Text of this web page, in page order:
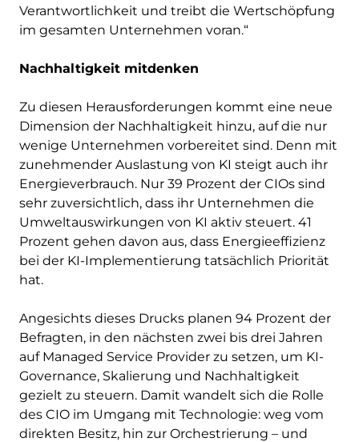
Verantwortlichkeit und treibt die Wertschöpfung
im gesamten Unternehmen voran.“
Nachhaltigkeit mitdenken
Zu diesen Herausforderungen kommt eine neue
Dimension der Nachhaltigkeit hinzu, auf die nur
wenige Unternehmen vorbereitet sind. Denn mit
zunehmender Auslastung von KI steigt auch ihr
Energieverbrauch. Nur 39 Prozent der CIOs sind
sehr zuversichtlich, dass ihr Unternehmen die
Umweltauswirkungen von KI aktiv steuert. 41
Prozent gehen davon aus, dass Energieeffizienz
bei der KI-Implementierung tatsächlich Priorität
hat.
Angesichts dieses Drucks planen 94 Prozent der
Befragten, in den nächsten zwei bis drei Jahren
auf Managed Service Provider zu setzen, um KI-
Governance, Skalierung und Nachhaltigkeit
gezielt zu steuern. Damit wandelt sich die Rolle
des CIO im Umgang mit Technologie: weg vom
direkten Besitz, hin zur Orchestrierung – und